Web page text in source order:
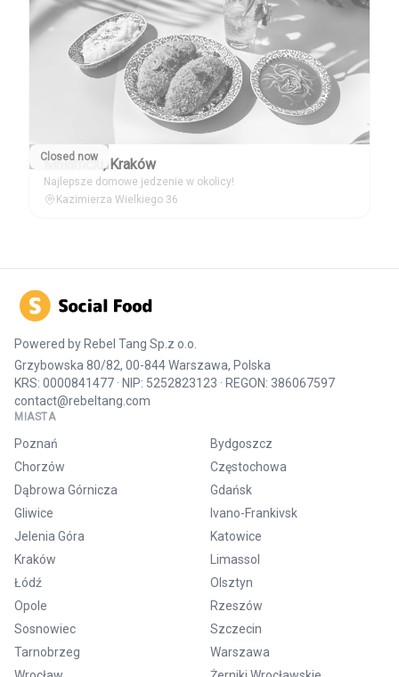
Closed now
Mniamciu, Kraków
Najlepsze domowe jedzenie w okolicy!
Kazimierza Wielkiego 36
Powered by Rebel Tang Sp.z o.o.
Grzybowska 80/82, 00-844 Warszawa, Polska
KRS: 0000841477 · NIP: 5252823123 · REGON: 386067597
contact@rebeltang.com
MIASTA
Poznań
Bydgoszcz
Chorzów
Częstochowa
Dąbrowa Górnicza
Gdańsk
Gliwice
Ivano-Frankivsk
Jelenia Góra
Katowice
Kraków
Limassol
Łódź
Olsztyn
Opole
Rzeszów
Sosnowiec
Szczecin
Tarnobrzeg
Warszawa